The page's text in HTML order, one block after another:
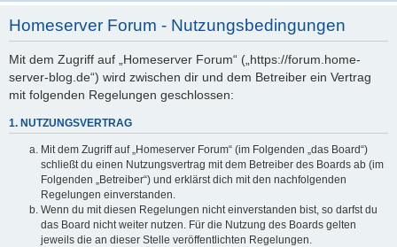
Homeserver Forum - Nutzungsbedingungen
Mit dem Zugriff auf „Homeserver Forum“ („https://forum.home-
server-blog.de“) wird zwischen dir und dem Betreiber ein Vertrag
mit folgenden Regelungen geschlossen:
1. NUTZUNGSVERTRAG
Mit dem Zugriff auf „Homeserver Forum“ (im Folgenden „das Board“)
schließt du einen Nutzungsvertrag mit dem Betreiber des Boards ab (im
Folgenden „Betreiber“) und erklärst dich mit den nachfolgenden
Regelungen einverstanden.
Wenn du mit diesen Regelungen nicht einverstanden bist, so darfst du
das Board nicht weiter nutzen. Für die Nutzung des Boards gelten
jeweils die an dieser Stelle veröffentlichten Regelungen.